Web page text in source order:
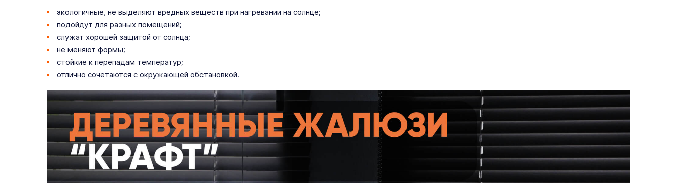
экологичные, не выделяют вредных веществ при нагревании на солнце;
подойдут для разных помещений;
служат хорошей защитой от солнца;
не меняют формы;
стойкие к перепадам температур;
отлично сочетаются с окружающей обстановкой.